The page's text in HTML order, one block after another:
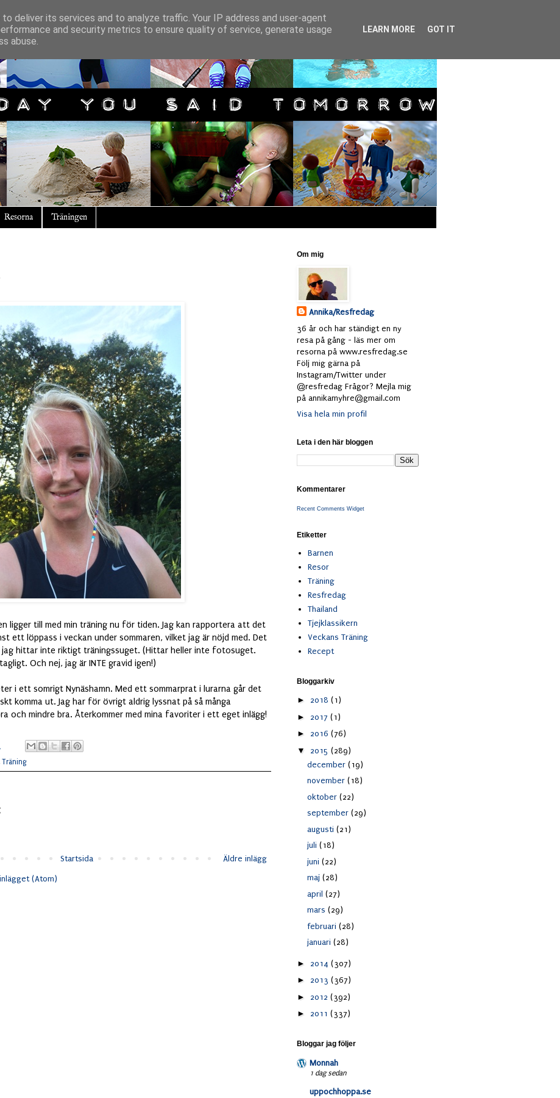
Resorna Träningen
ligger till med min träning nu för tiden. Jag kan rapportera att det
ett löppass i veckan under sommaren, vilket jag är nöjd med. Det
jag hittar inte riktigt träningssuget. (Hittar heller inte fotosuget.
Och nej, jag är INTE gravid igen!)
i ett somrigt Nynäshamn. Med ett sommarprat i lurarna går det
komma ut. Jag har för övrigt aldrig lyssnat på så många
och mindre bra. Återkommer med mina favoriter i ett eget inlägg!
Träning
Äldre inlägg
Startsida
(Atom)
Om mig
Annika/Resfredag
36 år och har ständigt en ny
resa på gång - läs mer om
resorna på www.resfredag.se
Följ mig gärna på
Instagram/Twitter under
@resfredag Frågor? Mejla mig
på annikamyhre@gmail.com
Visa hela min profil
Leta i den här bloggen
Kommentarer
Recent Comments Widget
Etiketter
Barnen
Resor
Träning
Resfredag
Thailand
Tjejklassikern
Veckans Träning
Recept
Bloggarkiv
► 2018 (1)
► 2017 (1)
► 2016 (76)
▼ 2015 (289)
december (19)
november (18)
oktober (22)
september (29)
augusti (21)
juli (18)
juni (22)
maj (28)
april (27)
mars (29)
februari (28)
januari (28)
► 2014 (307)
► 2013 (367)
► 2012 (392)
► 2011 (337)
Bloggar jag följer
Monnah
1 dag sedan
uppochhoppa.se
deliver its services and to analyze traffic. Your IP address and user-agent
and security metrics to ensure quality of service, generate usage
abuse.
LEARN MORE GOT IT